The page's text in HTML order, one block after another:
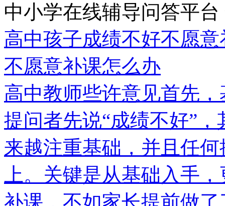
中小学在线辅导问答平
高中孩子成绩不好不愿
不愿意补课怎么办
高中教师些许意见首先
提问者先说“成绩不好”
来越注重基础，并且任
上。关键是从基础入手